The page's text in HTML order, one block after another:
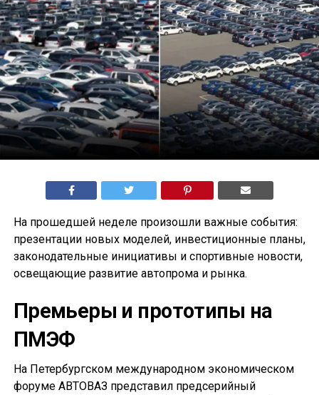
На прошедшей неделе произошли важные события:
презентации новых моделей, инвестиционные планы,
законодательные инициативы и спортивные новости,
освещающие развитие автопрома и рынка.
Премьеры и прототипы на
ПМЭФ
На Петербургском международном экономическом
форуме АВТОВАЗ представил предсерийный